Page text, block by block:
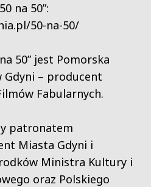
na 50”:
50-na-50/
50” jest Pomorska
Gdyni – producent
Fabularnych.
patronatem
Miasta Gdyni i
Ministra Kultury i
oraz Polskiego